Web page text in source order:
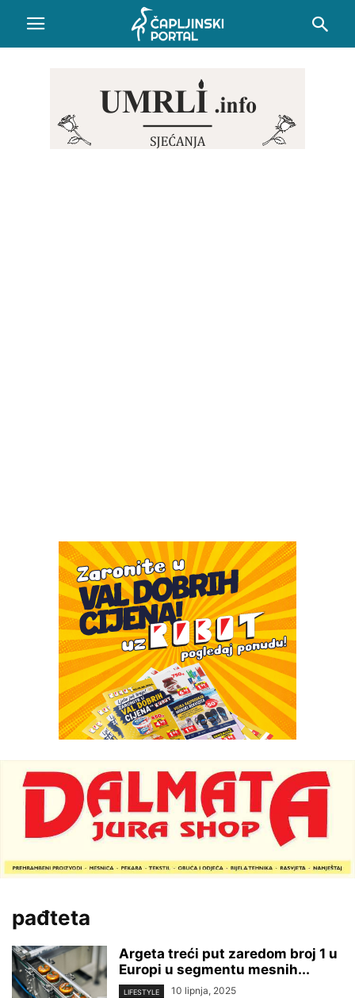
pađteta
Argeta treći put zaredom broj 1 u
Europi u segmentu mesnih...
LIFESTYLE 10 lipnja, 2025